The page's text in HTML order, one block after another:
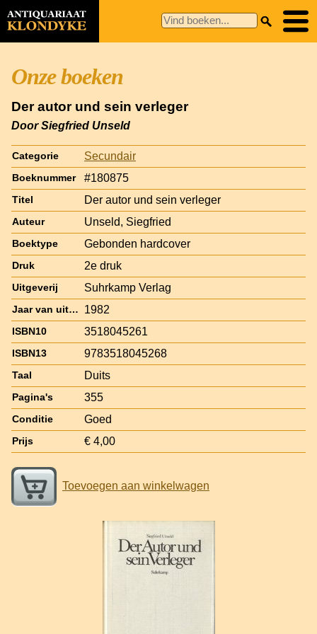
Onze boeken
Der autor und sein verleger
Door Siegfried Unseld
Categorie Secundair
Boeknummer #180875
Titel Der autor und sein verleger
Auteur Unseld, Siegfried
Boektype Gebonden hardcover
Druk 2e druk
Uitgeverij Suhrkamp Verlag
Jaar van uitgave 1982
ISBN10 3518045261
ISBN13 9783518045268
Taal Duits
Pagina's 355
Conditie Goed
Prijs € 4,00
Toevoegen aan winkelwagen